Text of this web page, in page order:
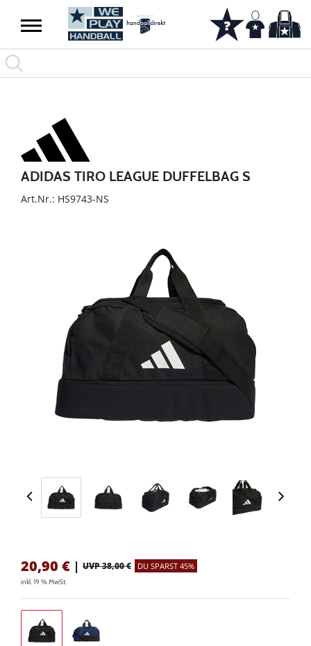
ADIDAS TIRO LEAGUE DUFFELBAG S
Art.Nr.: HS9743-NS
20,90 € | UVP 38,00 € DU SPARST 45%
inkl. 19 % MwSt.